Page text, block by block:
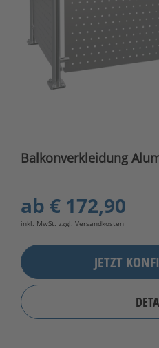
Balkonverkleidung
ab € 172,90
inkl. MwSt. zzgl. Versandkosten
JETZT